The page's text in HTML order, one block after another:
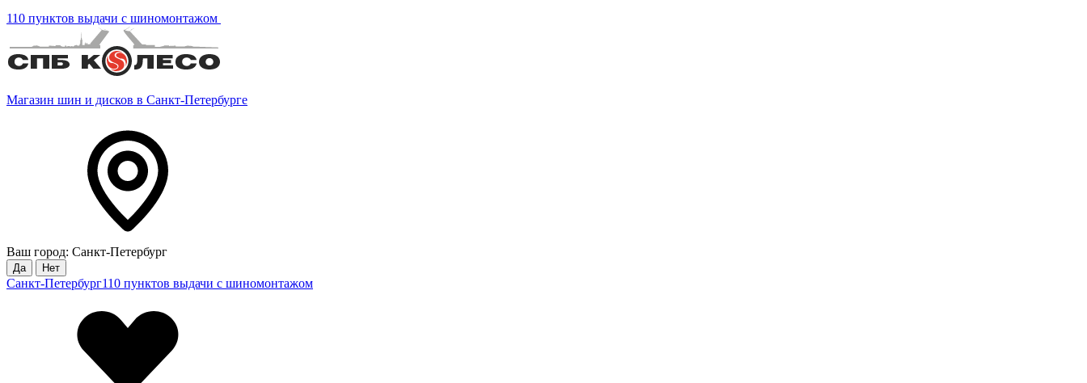
110 пунктов выдачи с шиномонтажом
Магазин шин и дисков в Санкт-Петербурге
Ваш город: Санкт-Петербург
Да Нет
Санкт-Петербург110 пунктов выдачи с шиномонтажом